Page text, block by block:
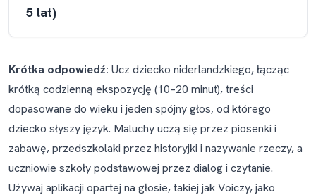
5 lat)
podstawowej (5–10 lat)
Jak uczyć niderlandzkiego jako całą rodzinę
Niderlandzki w Holandii a niderlandzki w
Belgii (a co z fryzyjskim?)
Jak działa CITO Toets (i dlaczego znajomość
Krótka odpowiedź: Ucz dziecko niderlandzkiego, łącząc
krótką codzienną ekspozycję (10–20 minut), treści
dopasowane do wieku i jeden spójny głos, od którego
dziecko słyszy język. Maluchy uczą się przez piosenki i
zabawę, przedszkolaki przez historyjki i nazywanie rzeczy, a
uczniowie szkoły podstawowej przez dialog i czytanie.
Używaj aplikacji opartej na głosie, takiej jak Voiczy, jako